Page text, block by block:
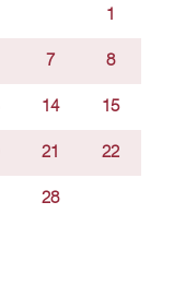
1
7 8
14 15
21 22
28